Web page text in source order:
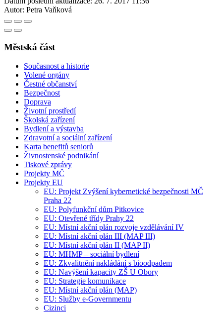
Autor: Petra Vaňková
Městská část
Současnost a historie
Volené orgány
Čestné občanství
Bezpečnost
Doprava
Životní prostředí
Školská zařízení
Bydlení a výstavba
Zdravotní a sociální zařízení
Karta benefitů seniorů
Živnostenské podnikání
Tiskové zprávy
Projekty MČ
Projekty EU
EU: Projekt Zvýšení kybernetické bezpečnosti MČ
Praha 22
EU: Polyfunkční dům Pitkovice
EU: Otevřené třídy Prahy 22
EU: Místní akční plán rozvoje vzdělávání IV
EU: Místní akční plán III (MAP III)
EU: Místní akční plán II (MAP II)
EU: MHMP – sociální bydlení
EU: Zkvalitnění nakládání s bioodpadem
EU: Navýšení kapacity ZŠ U Obory
EU: Strategie komunikace
EU: Místní akční plán (MAP)
EU: Služby e-Governmentu
Cizinci